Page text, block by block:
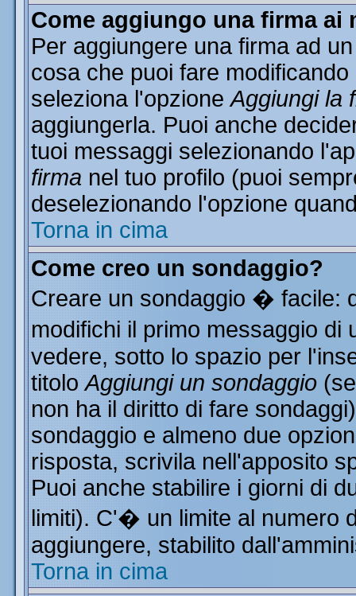
Come aggiungo una firma ai
Per aggiungere una firma ad
cosa che puoi fare
seleziona l'opzioneAggiungi la
aggiungerla. Puoi anche
tuoi messaggi selezionando
firma nel tuo profilo (puoi
deselezionando l'opzione
Torna in cima
Come creo un sondaggio?
Creare un sondaggio � facile:
modifichi il primo messaggio
vedere, sotto lo spazio per
titoloAggiungi un sondaggio
non ha il diritto di fare
sondaggio e almeno due
risposta, scrivila nell'apposito
Puoi anche stabilire i giorni di
limiti). C'� un limite al numero
aggiungere, stabilito
Torna in cima